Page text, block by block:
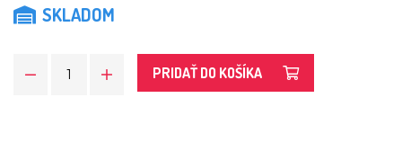
SKLADOM
PRIDAŤ DO KOŠÍKA